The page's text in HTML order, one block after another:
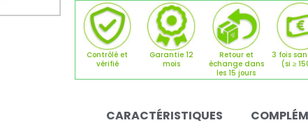
Contrôlé et
vérifié
Garantie 12
mois
Retour et
échange dans
les 15 jours
3 fois
(si ≥
CARACTÉRISTIQUES